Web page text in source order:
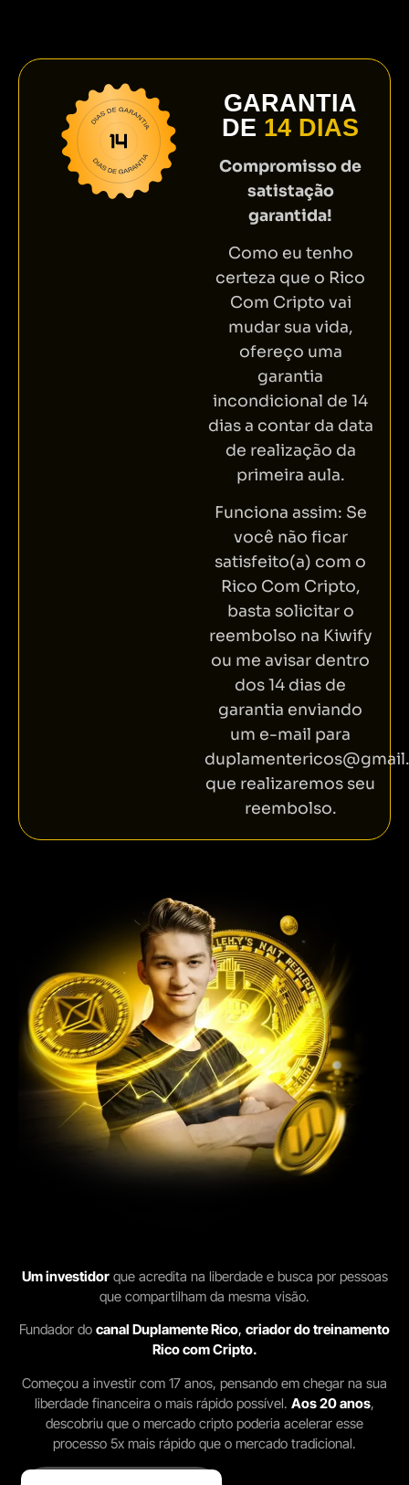
GARANTIA
DE 14 DIAS
Compromisso de
satistação
garantida!
Como eu tenho
certeza que o Rico
Com Cripto vai
mudar sua vida,
ofereço uma
garantia
incondicional de 14
dias a contar da data
de realização da
primeira aula.
Funciona assim: Se
você não ficar
satisfeito(a) com o
Rico Com Cripto,
basta solicitar o
reembolso na Kiwify
ou me avisar dentro
dos 14 dias de
garantia enviando
um e-mail para
que realizaremos seu
reembolso.
Um investidorque acredita na liberdade e busca por pessoas
que compartilham da mesma visão.
Fundador do canal Duplamente Rico, criador do treinamento
Rico com Cripto.
Começou a investir com 17 anos, pensando em chegar na sua
liberdade financeira o mais rápido possível. Aos 20 anos,
descobriu que o mercado cripto poderia acelerar esse
processo 5x mais rápido que o mercado tradicional.